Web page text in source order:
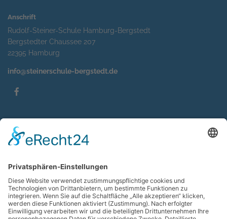
Anschrift
Rudolf-Steiner-Schule Hamburg-Bergstedt
Bergstedter Chaussee 207
22395 Hamburg
info@steinerschule-bergstedt.de
Impressum
Datenschutzerklärung
Kontakt
Suche